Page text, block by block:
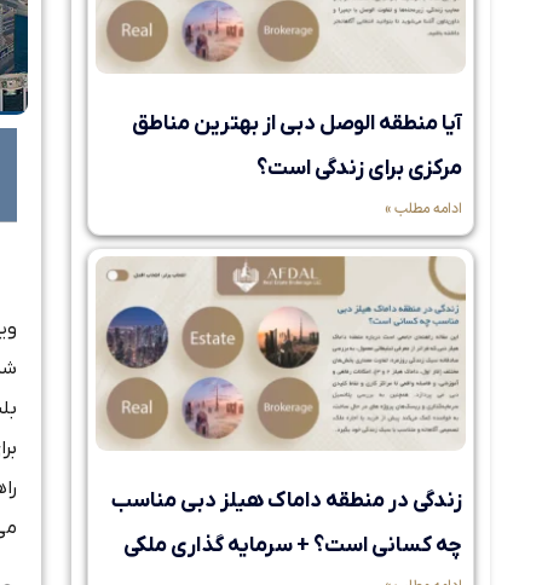
آیا منطقه الوصل دبی از بهترین مناطق
مرکزی برای زندگی است؟
ادامه مطلب »
زندگی در منطقه داماک هیلز دبی مناسب
چه کسانی است؟ + سرمایه گذاری ملکی